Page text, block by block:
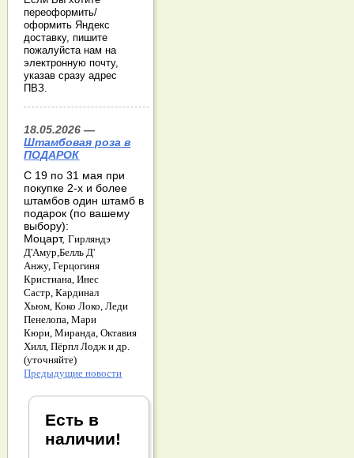
переоформить/
оформить Яндекс
доставку, пишите
пожалуйста нам на
электронную почту,
указав сразу адрес
ПВЗ.
18.05.2026 —
Штамбовая роза в
ПОДАРОК
С 19 по 31 мая при
покупке 2-х и более
штамбов один штамб в
подарок (по вашему
выбору):
Моцарт,Гирляндэ
Д'Амур,Белль Д'
Анжу,Герцогиня
Кристиана,Инес
Састр,Кардинал
Хьюм,Коко Локо,Леди
Пенелопа,Мари
Кюри,Миранда,Октавия
Хилл,Пёрпл Лодж и др.
(уточняйте)
Предыдущие новости
Есть в
наличии!